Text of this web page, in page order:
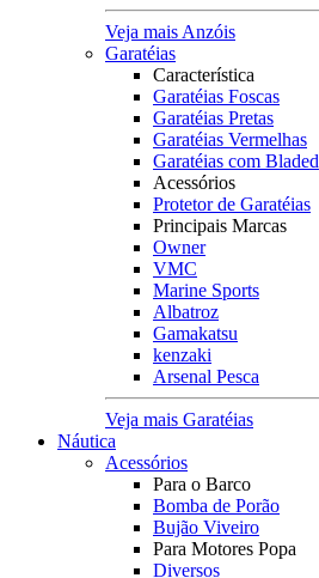
Veja mais Anzóis
Garatéias
Característica
Garatéias Foscas
Garatéias Pretas
Garatéias Vermelhas
Garatéias com Bladed
Acessórios
Protetor de Garatéias
Principais Marcas
Owner
VMC
Marine Sports
Albatroz
Gamakatsu
kenzaki
Arsenal Pesca
Veja mais Garatéias
Náutica
Acessórios
Para o Barco
Bomba de Porão
Bujão Viveiro
Para Motores Popa
Diversos